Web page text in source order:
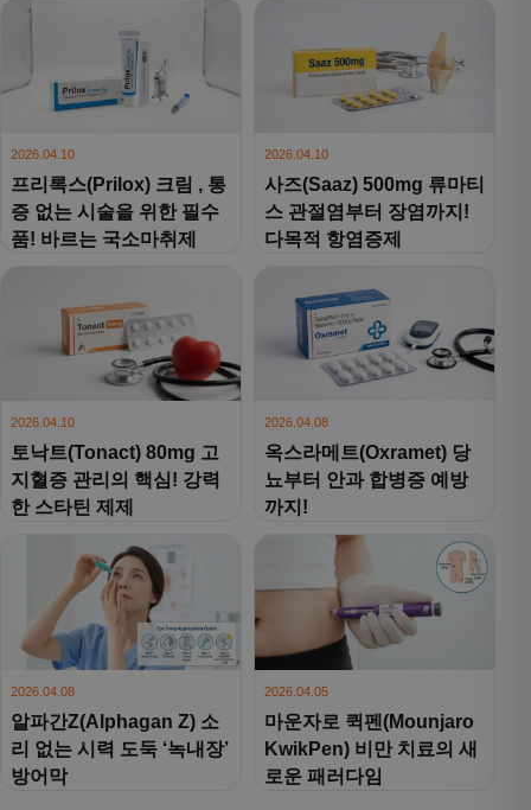
2026.04.10
프리록스(Prilox) 크림 , 통
증 없는 시술을 위한 필수
품! 바르는 국소마취제
2026.04.10
사즈(Saaz) 500mg 류마티
스 관절염부터 장염까지!
다목적 항염증제
2026.04.10
토낙트(Tonact) 80mg 고
지혈증 관리의 핵심! 강력
한 스타틴 제제
2026.04.08
옥스라메트(Oxramet) 당
뇨부터 안과 합병증 예방
까지!
2026.04.08
알파간Z(Alphagan Z) 소
리 없는 시력 도둑 ‘녹내장’
방어막
2026.04.05
마운자로 퀵펜(Mounjaro
KwikPen) 비만 치료의 새
로운 패러다임